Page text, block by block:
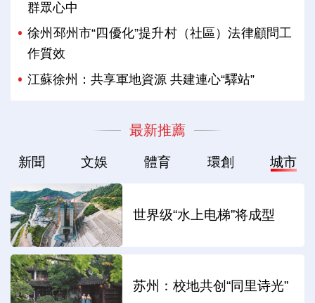
群眾心中
徐州邳州市“四優化”提升村（社區）法律顧問工
作質效
江蘇徐州：共享軍地資源 共建連心“驛站”
最新推薦
新聞 文娛 體育 環創 城市
世界级“水上电梯”将成型
苏州：校地共创“同里诗光”